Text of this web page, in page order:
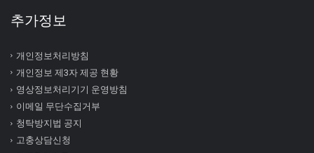
추가정보
개인정보처리방침
개인정보 제3자 제공 현황
영상정보처리기기 운영방침
이메일 무단수집거부
청탁방지법 공지
고충상담신청